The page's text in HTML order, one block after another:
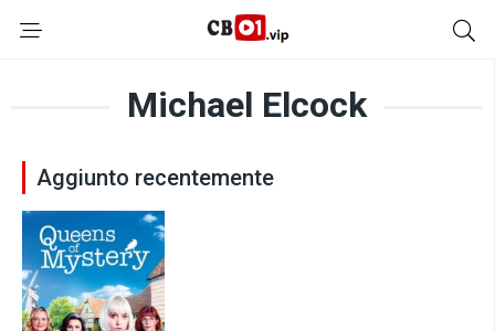
Michael Elcock
Aggiunto recentemente